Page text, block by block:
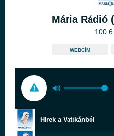
Mária Rádió
100.6
WEBCÍM
Hírek a Vatikánból